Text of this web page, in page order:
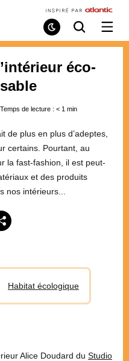
Mode
de
Recherche
/
éco-
Temps de lecture : < 1 min
de plus en plus d’adeptes,
certains. Pourtant, au
la fast-fashion, il est peut-
et des produits
nos intérieurs...
Habitat écologique
Alice Doudard du Studio